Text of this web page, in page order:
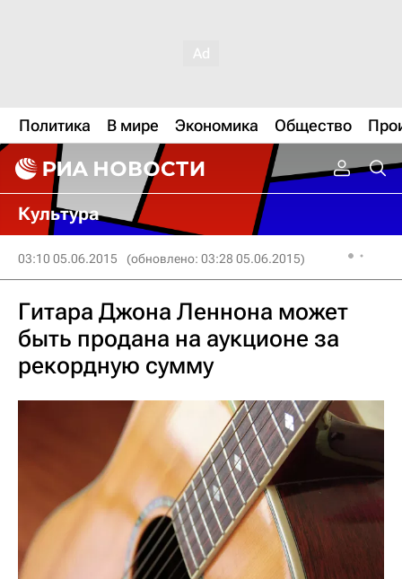
Политика В мире Экономика Общество
Культура
03:10 05.06.2015 (обновлено: 03:28 05.06.2015)
Гитара Джона Леннона может
быть продана на аукционе за
рекордную сумму